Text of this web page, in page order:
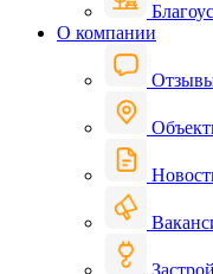
О компании